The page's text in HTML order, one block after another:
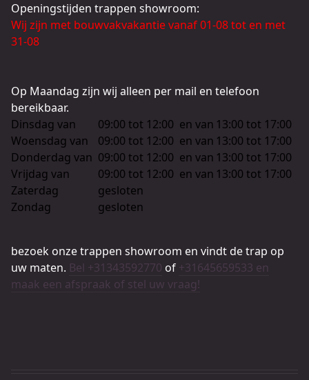
Openingstijden trappen showroom:
Wij zijn met bouwvakvakantie vanaf 01-08 tot en met
31-08
Op Maandag zijn wij alleen per mail en telefoon
bereikbaar.
Dinsdag van
09:00 tot 12:00 en van 13:00 tot 17:00
Woensdag van
09:00 tot 12:00 en van 13:00 tot 17:00
Donderdag van 09:00 tot 12:00 en van 13:00 tot 17:00
Vrijdag van
09:00 tot 12:00 en van 13:00 tot 17:00
Zaterdag
gesloten
Zondag
gesloten
bezoek onze trappen showroom en vindt de trap op
uw maten. Bel +31343592770 of +31645659533 en
maak een afspraak of stel uw vraag!